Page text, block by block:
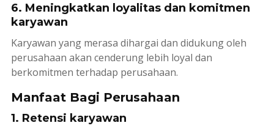
6. Meningkatkan loyalitas dan komitmen
karyawan
Karyawan yang merasa dihargai dan didukung oleh
perusahaan akan cenderung lebih loyal dan
berkomitmen terhadap perusahaan.
Manfaat Bagi Perusahaan
1. Retensi karyawan